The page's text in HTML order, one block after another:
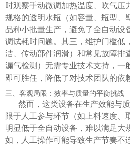
时观察手动微调加热温度、吹气压
规格的透明水瓶（如容量、瓶型、
品种小批量生产，避免了全自动设
调试耗时问题。其三，维护门槛低
洁、传动部件润滑）和常见故障排
漏气检测）无需专业技术支持，一
即可胜任，降低了对技术团队的依
三、客观局限：效率与质量的平衡挑战
然而，这类设备在生产效能与
限于人工参与环节（如上料速度、
明显低于全自动设备，难以满足大
如，人工操作可能导致生产节奏不